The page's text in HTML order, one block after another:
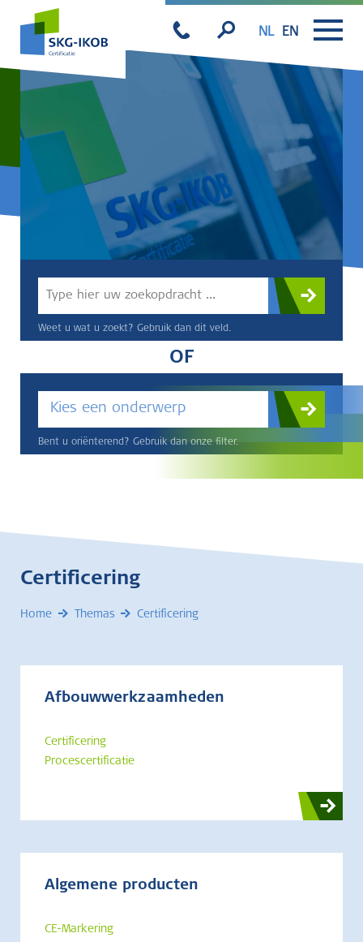
NL EN
Weet u wat u zoekt? Gebruik dan dit veld.
OF
Kies een onderwerp
Bent u oriënterend? Gebruik dan onze filter.
Certificering
Home Themas Certificering
Afbouwwerkzaamheden
Certificering
Procescertificatie
Algemene producten
CE-Markering